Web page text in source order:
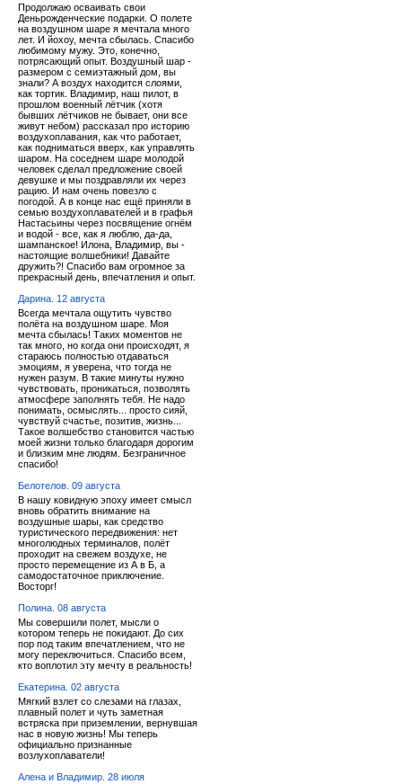
Продолжаю осваивать свои
Деньрожденческие подарки. О полете
на воздушном шаре я мечтала много
лет. И йохоу, мечта сбылась. Спасибо
любимому мужу. Это, конечно,
потрясающий опыт. Воздушный шар -
размером с семиэтажный дом, вы
знали? А воздух находится слоями,
как тортик. Владимир, наш пилот, в
прошлом военный лётчик (хотя
бывших лётчиков не бывает, они все
живут небом) рассказал про историю
воздухоплавания, как что работает,
как подниматься вверх, как управлять
шаром. На соседнем шаре молодой
человек сделал предложение своей
девушке и мы поздравляли их через
рацию. И нам очень повезло с
погодой. А в конце нас ещё приняли в
семью воздухоплавателей и в графья
Настасьины через посвящение огнём
и водой - все, как я люблю, да-да,
шампанское! Илона, Владимир, вы -
настоящие волшебники! Давайте
дружить?! Спасибо вам огромное за
прекрасный день, впечатления и опыт.
Дарина. 12 августа
Всегда мечтала ощутить чувство
полёта на воздушном шаре. Моя
мечта сбылась! Таких моментов не
так много, но когда они происходят, я
стараюсь полностью отдаваться
эмоциям, я уверена, что тогда не
нужен разум. В такие минуты нужно
чувствовать, проникаться, позволять
атмосфере заполнять тебя. Не надо
понимать, осмыслять... просто сияй,
чувствуй счастье, позитив, жизнь...
Такое волшебство становится частью
моей жизни только благодаря дорогим
и близким мне людям. Безграничное
спасибо!
Белотелов. 09 августа
В нашу ковидную эпоху имеет смысл
вновь обратить внимание на
воздушные шары, как средство
туристического передвижения: нет
многолюдных терминалов, полёт
проходит на свежем воздухе, не
просто перемещение из А в Б, а
самодостаточное приключение.
Восторг!
Полина. 08 августа
Мы совершили полет, мысли о
котором теперь не покидают. До сих
пор под таким впечатлением, что не
могу переключиться. Спасибо всем,
кто воплотил эту мечту в реальность!
Екатерина. 02 августа
Мягкий взлет со слезами на глазах,
плавный полет и чуть заметная
встряска при приземлении, вернувшая
нас в новую жизнь! Мы теперь
официально признанные
возлухоплаватели!
Алена и Владимир. 28 июля